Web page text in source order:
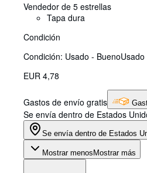
Vendedor de 5 estrellas
Tapa dura
Condición
Condición: Usado - Bueno
EUR 4,78
Gastos de envío gratis
Se envía dentro de Estados
Se envía dentro de Estados
Mostrar menos Mostrar más